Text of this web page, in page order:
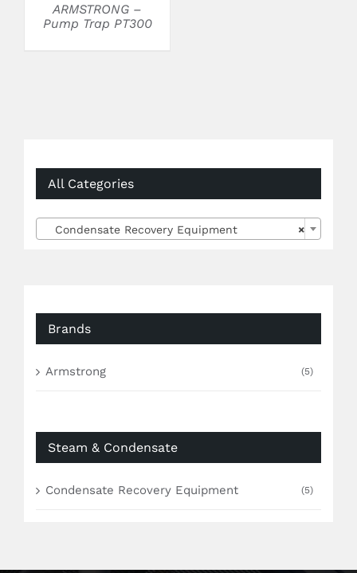
ARMSTRONG –
Pump Trap PT300
All Categories
×
Condensate Recovery Equipment
Brands
Armstrong (5)
Steam & Condensate
Condensate Recovery Equipment (5)